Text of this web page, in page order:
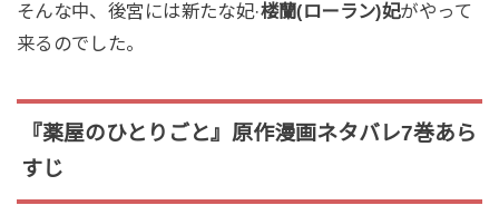
そんな中、後宮には新たな妃·楼蘭(ローラン)妃がやって
来るのでした。
『薬屋のひとりごと』原作漫画ネタバレ7巻あら
すじ